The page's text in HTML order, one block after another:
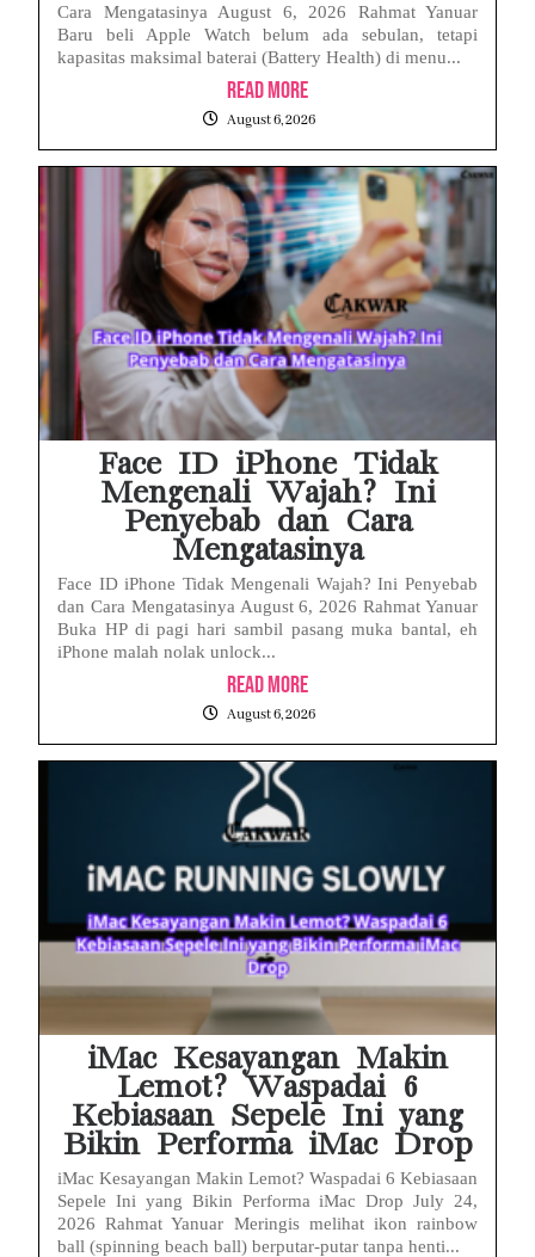
Cara Mengatasinya August 6, 2026 Rahmat Yanuar
Baru beli Apple Watch belum ada sebulan, tetapi
kapasitas maksimal baterai (Battery Health) di menu...
Read More
August 6, 2026
Face ID iPhone Tidak
Mengenali Wajah? Ini
Penyebab dan Cara
Mengatasinya
Face ID iPhone Tidak Mengenali Wajah? Ini Penyebab
dan Cara Mengatasinya August 6, 2026 Rahmat Yanuar
Buka HP di pagi hari sambil pasang muka bantal, eh
iPhone malah nolak unlock...
Read More
August 6, 2026
iMac Kesayangan Makin
Lemot? Waspadai 6
Kebiasaan Sepele Ini yang
Bikin Performa iMac Drop
iMac Kesayangan Makin Lemot? Waspadai 6 Kebiasaan
Sepele Ini yang Bikin Performa iMac Drop July 24,
2026 Rahmat Yanuar Meringis melihat ikon rainbow
ball (spinning beach ball) berputar-putar tanpa henti...